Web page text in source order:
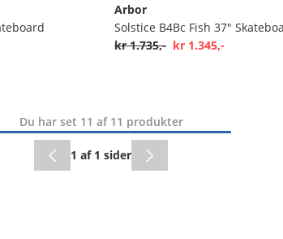
Arbor
Solstice B4Bc Fish 37"
kr 1.735,- kr 1.345,-
Du har set 11 af 11 produkter
1 af 1 sider